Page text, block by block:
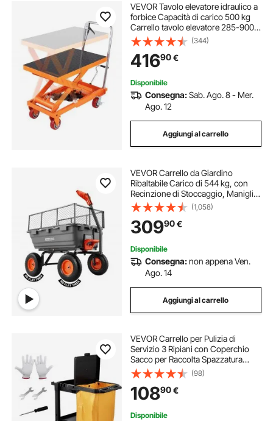
VEVOR Tavolo elevatore idraulico a
forbice Capacità di carico 500 kg
Carrello tavolo elevatore 285-900
mm Campo di sollevamento Tavolo
elevatore officina 815 x 505 mm
Carrello elevatore a forbice
(344)
41690€
Disponibile
Consegna:Sab. Ago. 8 - Mer.
Ago. 12
Aggiungi al carrello
VEVOR Carrello da Giardino
Ribaltabile Carico di 544 kg, con
Recinzione di Stoccaggio, Maniglia
Convertibile, Meccanismo di
Scarico Rapido, Ruote Girevoli,
Carrello da Giardino per Piante e
Terra
(1,058)
30990€
Disponibile
Consegna:non appena Ven.
Ago. 14
Aggiungi al carrello
VEVOR Carrello per Pulizia di
Servizio 3 Ripiani con Coperchio
Sacco per Raccolta Spazzatura
Ruote in PVC Capacità Carico Max.
90,7kg, Carrello di Pulizia 3 Ripiani
PP per Hotel Aeroporto Magazzino
(98)
10890€
Disponibile